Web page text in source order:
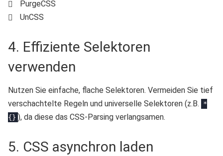
PurgeCSS
UnCSS
4. Effiziente Selektoren
verwenden
Nutzen Sie einfache, flache Selektoren. Vermeiden Sie tief
verschachtelte Regeln und universelle Selektoren (z.B.
*
{} ), da diese das CSS-Parsing verlangsamen.
5. CSS asynchron laden